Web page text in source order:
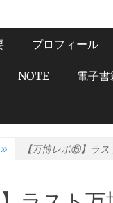
プロフィール
NOTE 電子書
» 【万博レポ⑮】ラ